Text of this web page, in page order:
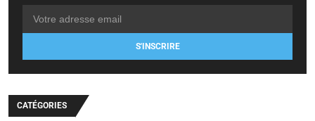
S'INSCRIRE
CATÉGORIES